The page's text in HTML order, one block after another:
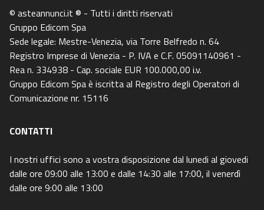
© asteannunci.it ® - Tutti i diritti riservati
Gruppo Edicom Spa
Sede legale: Mestre-Venezia, via Torre Belfredo n. 64
Registro Imprese di Venezia - P. IVA e C.F. 05091140961 -
Rea n. 334938 - Cap. sociale EUR 100.000,00 i.v.
Gruppo Edicom Spa è iscritta al Registro degli Operatori di
Comunicazione nr. 15116
CONTATTI
I nostri uffici sono a vostra disposizione dal lunedi al giovedi
dalle ore 09:00 alle 13:00 e dalle 14:30 alle 17:00, il venerdì
dalle ore 9:00 alle 13:00